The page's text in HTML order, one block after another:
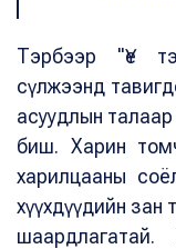
Тэрбээр "Үе
сүлжээнд
асуудлын
биш. Харин
харилцааны
хүүхдүүдийн зан